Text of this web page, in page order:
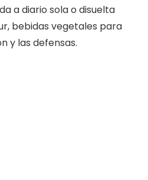
a diario sola o disuelta
bebidas vegetales para
y las defensas.